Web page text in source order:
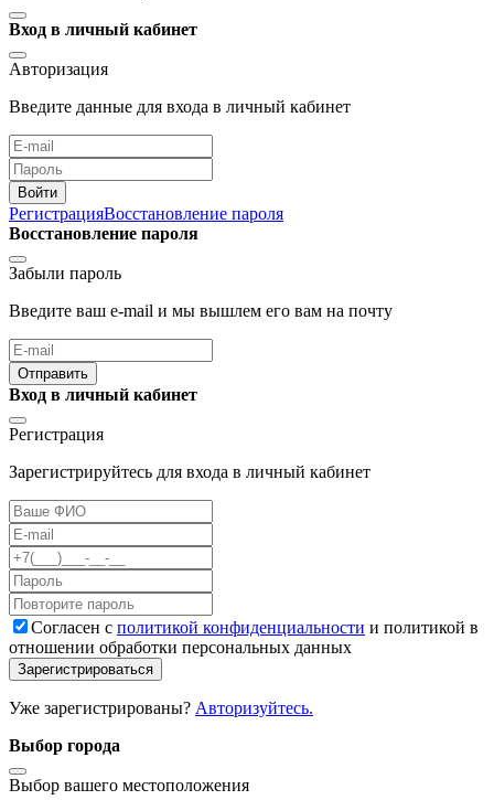
Вход в личный кабинет
Авторизация
Введите данные для входа в личный кабинет
Войти
РегистрацияВосстановление пароля
Восстановление пароля
Забыли пароль
Введите ваш e-mail и мы вышлем его вам на почту
Отправить
Вход в личный кабинет
Регистрация
Зарегистрируйтесь для входа в личный кабинет
Cогласен с политикой конфиденциальности и политикой в
отношении обработки персональных данных
Зарегистрироваться
Уже зарегистрированы? Авторизуйтесь.
Выбор города
Выбор вашего местоположения